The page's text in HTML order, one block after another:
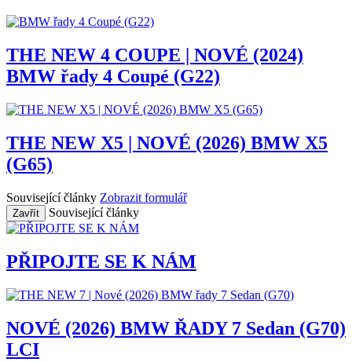
THE NEW 4 COUPE | NOVÉ (2024)
BMW řady 4 Coupé (G22)
THE NEW X5 | NOVÉ (2026) BMW X5
(G65)
Související články Zobrazit formulář
Zavřít Související články
PŘIPOJTE SE K NÁM
NOVÉ (2026) BMW ŘADY 7 Sedan (G70)
LCI